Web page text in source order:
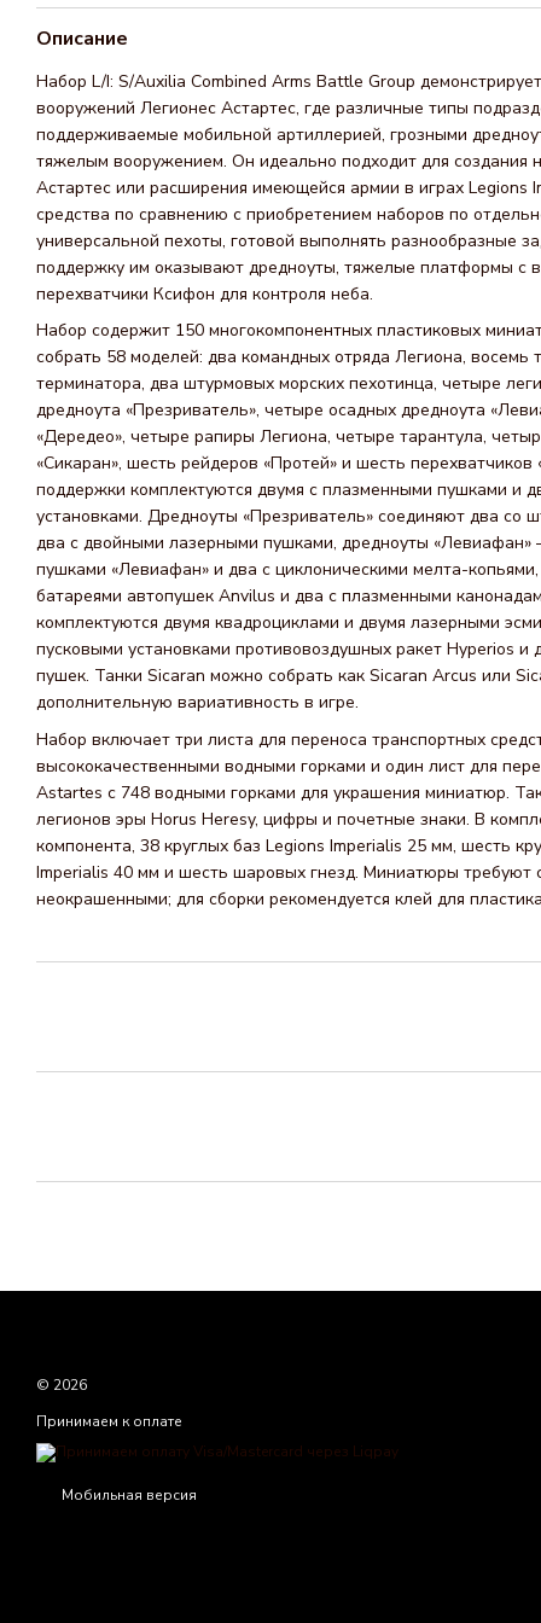
Описание
Набор L/I: S/Auxilia Combined Arms Battle Group
вооружений Легионес Астартес, где различные типы
поддерживаемые мобильной артиллерией, грозными
тяжелым вооружением. Он идеально подходит для создания
Астартес или расширения имеющейся армии в играх Legions
средства по сравнению с приобретением наборов по
универсальной пехоты, готовой выполнять разнообразные
поддержку им оказывают дредноуты, тяжелые платформы с
перехватчики Ксифон для контроля неба.
Набор содержит 150 многокомпонентных пластиковых
собрать 58 моделей: два командных отряда Легиона, восемь
терминатора, два штурмовых морских пехотинца, четыре
дредноута «Презриватель», четыре осадных дредноута
«Дередео», четыре рапиры Легиона, четыре тарантула,
«Сикаран», шесть рейдеров «Протей» и шесть
поддержки комплектуются двумя с плазменными пушками и
установками. Дредноуты «Презриватель» соединяют два со
два с двойными лазерными пушками, дредноуты
пушками «Левиафан» и два с циклоническими мелта-
батареями автопушек Anvilus и два с плазменными
комплектуются двумя квадроциклами и двумя лазерными
пусковыми установками противовоздушных ракет Hyperios и
пушек. Танки Sicaran можно собрать как Sicaran Arcus или
дополнительную вариативность в игре.
Набор включает три листа для переноса транспортных
высококачественными водными горками и один лист для
Astartes с 748 водными горками для украшения миниатюр.
легионов эры Horus Heresy, цифры и почетные знаки. В
компонента, 38 круглых баз Legions Imperialis 25 мм, шесть
Imperialis 40 мм и шесть шаровых гнезд. Миниатюры требуют
неокрашенными; для сборки рекомендуется клей для
© 2026
Принимаем к оплате
Мобильная версия